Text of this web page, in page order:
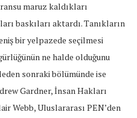
maruz kaldıkları
baskıları aktardı. Tanıkların
bir yelpazede seçilmesi
ne halde olduğunu
sonraki bölümünde ise
Gardner, İnsan Hakları
Webb, Uluslararası PEN’den